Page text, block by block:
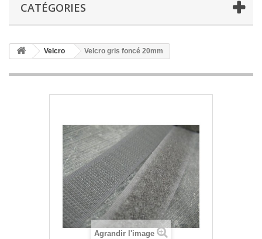
CATÉGORIES
Velcro Velcro gris foncé 20mm
Agrandir l'image